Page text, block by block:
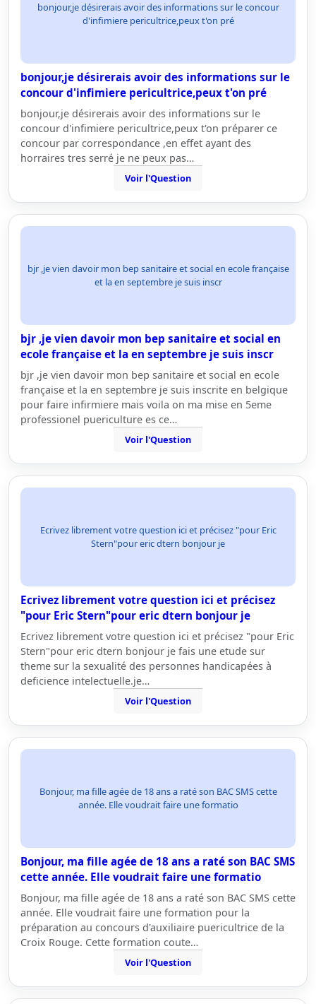
bonjour,je désirerais avoir des informations sur le concour
d'infimiere pericultrice,peux t'on pré
bonjour,je désirerais avoir des informations sur le
concour d'infimiere pericultrice,peux t'on pré
bonjour,je désirerais avoir des informations sur le
concour d'infimiere pericultrice,peux t'on préparer ce
concour par correspondance ,en effet ayant des
horraires tres serré je ne peux pas…
Voir l'Question
bjr ,je vien davoir mon bep sanitaire et social en ecole française
et la en septembre je suis inscr
bjr ,je vien davoir mon bep sanitaire et social en
ecole française et la en septembre je suis inscr
bjr ,je vien davoir mon bep sanitaire et social en ecole
française et la en septembre je suis inscrite en belgique
pour faire infirmiere mais voila on ma mise en 5eme
professionel puericulture es ce…
Voir l'Question
Ecrivez librement votre question ici et précisez "pour Eric
Stern"pour eric dtern bonjour je
Ecrivez librement votre question ici et précisez
"pour Eric Stern"pour eric dtern bonjour je
Ecrivez librement votre question ici et précisez "pour Eric
Stern"pour eric dtern bonjour je fais une etude sur
theme sur la sexualité des personnes handicapées à
deficience intelectuelle.je…
Voir l'Question
Bonjour, ma fille agée de 18 ans a raté son BAC SMS cette
année. Elle voudrait faire une formatio
Bonjour, ma fille agée de 18 ans a raté son BAC SMS
cette année. Elle voudrait faire une formatio
Bonjour, ma fille agée de 18 ans a raté son BAC SMS cette
année. Elle voudrait faire une formation pour la
préparation au concours d'auxiliaire puericultrice de la
Croix Rouge. Cette formation coute…
Voir l'Question